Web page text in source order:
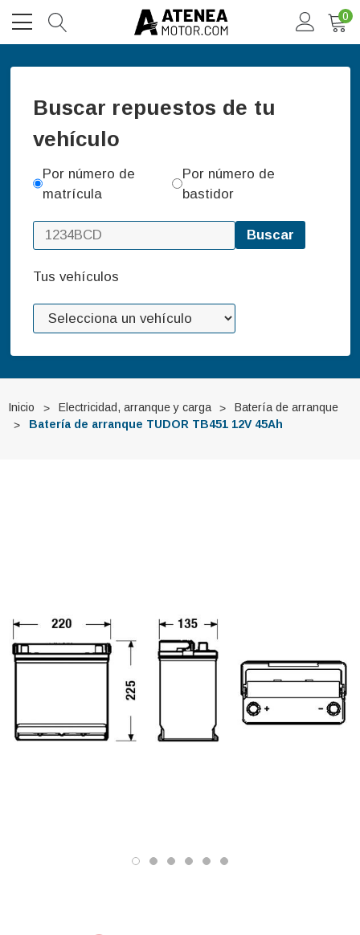
0
Buscar repuestos de tu
vehículo
Por número de
matrícula
Por número de
bastidor
Buscar
Tus vehículos
Inicio Electricidad, arranque y carga
Batería de arranque
Batería de arranque TUDOR TB451 12V 45Ah